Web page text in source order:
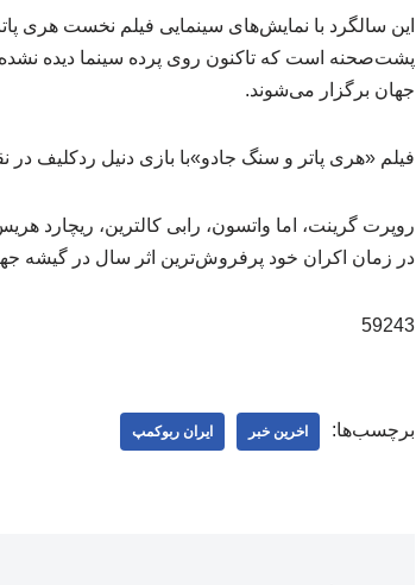
جهان برگزار می‌شوند.
فیلم «هری پاتر و سنگ جادو»با بازی دنیل ردکلیف
روپرت گرینت، اما واتسون، رابی کالترین، ریچارد
در زمان اکران خود پرفروش‌ترین اثر سال در گیشه
59243
برچسب‌ها: اخرین خبر ایران ربوکمپ